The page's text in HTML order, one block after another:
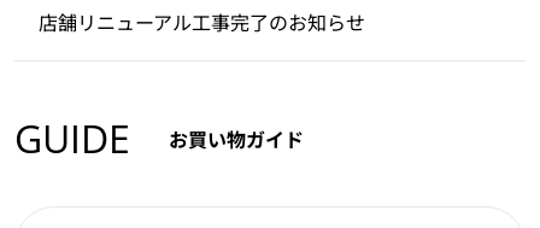
店舗リニューアル工事完了のお知らせ
GUIDE お買い物ガイド